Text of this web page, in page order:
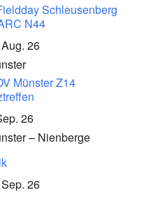
Schleusenberg
N44
26
Münster Z14
26
– Nienberge
26